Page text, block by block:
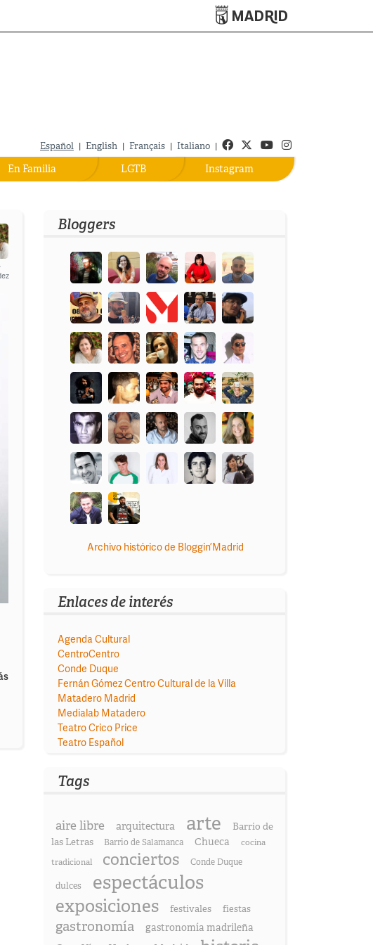
Turismo de Madrid
Español | English | Français | Italiano | Facebook
TwitterYoutube
Instagram
Instagram
LGTB
En Familia
Bloggers
Archivo histórico de Bloggin’Madrid
Enlaces de interés
Agenda Cultural
CentroCentro
Conde Duque
Fernán Gómez Centro Cultural de la Villa
Matadero Madrid
Medialab Matadero
Teatro Crico Price
Teatro Español
Tags
aire libre arquitectura arte
Barrio de
las Letras
Barrio de Salamanca Chueca
cocina
tradicional
conciertos Conde Duque
dulces espectáculos
exposiciones festivales fiestas
gastronomía gastronomía madrileña